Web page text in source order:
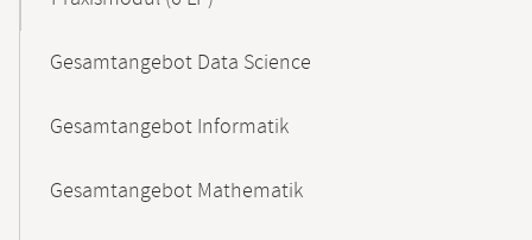
Gesamtangebot Data Science
Gesamtangebot Informatik
Gesamtangebot Mathematik